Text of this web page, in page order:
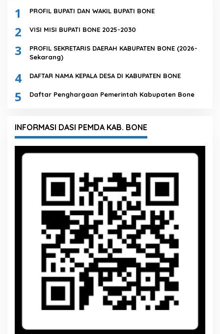
1 PROFIL BUPATI DAN WAKIL BUPATI BONE
2 VISI MISI BUPATI BONE 2025-2030
3
PROFIL SEKRETARIS DAERAH KABUPATEN BONE (2026-
Sekarang)
4 DAFTAR NAMA KEPALA DESA DI KABUPATEN BONE
5 Daftar Penghargaan Pemerintah Kabupaten Bone
INFORMASI DASI PEMDA KAB. BONE